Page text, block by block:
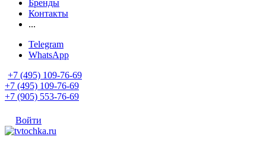
Бренды
Контакты
...
Telegram
WhatsApp
+7 (495) 109-76-69
+7 (495) 109-76-69
+7 (905) 553-76-69
Войти